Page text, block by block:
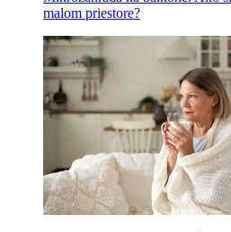
malom priestore?